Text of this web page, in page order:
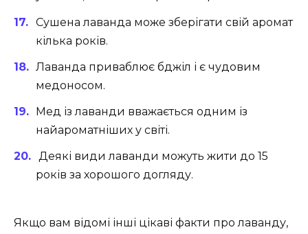
Сушена лаванда може зберігати свій аромат
кілька років.
Лаванда приваблює бджіл і є чудовим
медоносом.
Мед із лаванди вважається одним із
найароматніших у світі.
Деякі види лаванди можуть жити до 15
років за хорошого догляду.
Якщо вам відомі інші цікаві факти про лаванду,